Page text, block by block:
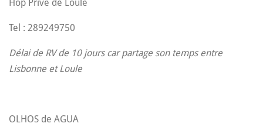
Hop Privé de Loulé
Tel : 289249750
Délai de RV de 10 jours car partage son temps entre
Lisbonne et Loule
OLHOS de AGUA